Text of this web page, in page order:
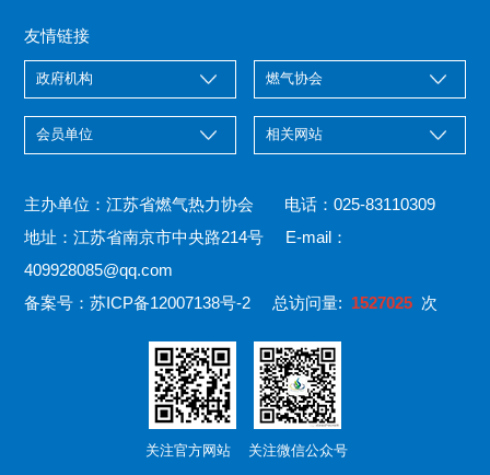
友情链接
主办单位：江苏省燃气热力协会 电话：025-83110309
地址：江苏省南京市中央路214号 E-mail：
409928085@qq.com
备案号：苏ICP备12007138号-2 总访问量: 1527025 次
关注官方网站 关注微信公众号